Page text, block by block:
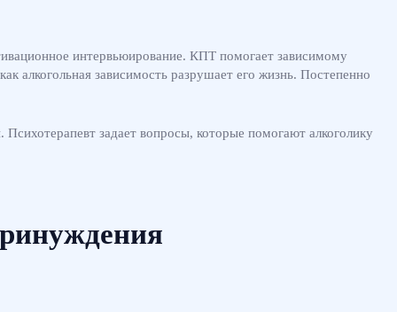
интервьюирование. КПТ помогает зависимому
алкогольная зависимость разрушает его жизнь. Постепенно
задает вопросы, которые помогают алкоголику